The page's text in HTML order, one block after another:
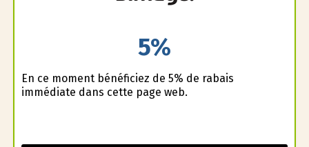
5%
En ce moment bénéficiez de 5% de rabais
immédiate dans cette page web.